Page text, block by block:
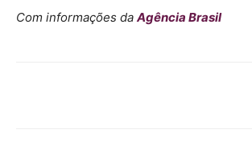
Com informações daAgência Brasil